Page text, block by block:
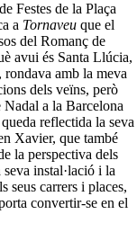
Festes de la Plaça
a Tornaveu que el
del Romanç de
avui és Santa Llúcia,
amb la meva
dels veïns, però
Nadal a la Barcelona
reflectida la seva
Xavier, que també
la perspectiva dels
instal·lació i la
seus carrers i places,
convertir-se en el